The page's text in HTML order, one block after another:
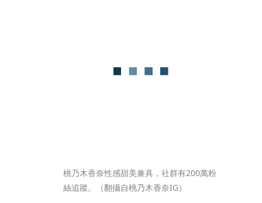
桃乃木香奈性感甜美兼具，社群有200萬粉
絲追蹤。（翻攝自桃乃木香奈IG）